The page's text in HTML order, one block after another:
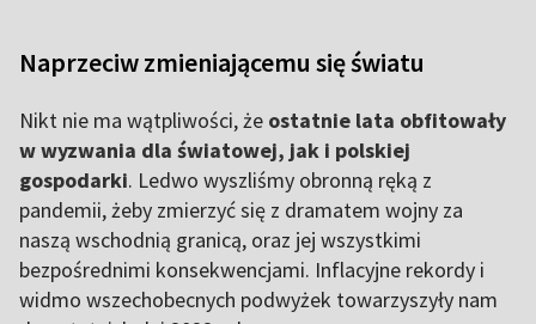
Naprzeciw zmieniającemu się światu
Nikt nie ma wątpliwości, że ostatnie lata obfitowały
w wyzwania dla światowej, jak i polskiej
gospodarki. Ledwo wyszliśmy obronną ręką z
pandemii, żeby zmierzyć się z dramatem wojny za
naszą wschodnią granicą, oraz jej wszystkimi
bezpośrednimi konsekwencjami. Inflacyjne rekordy i
widmo wszechobecnych podwyżek towarzyszyły nam